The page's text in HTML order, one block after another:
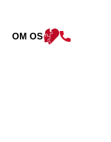
OM OS